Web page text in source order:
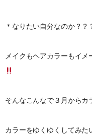
＊なりたい自分なのか？？
メイクもヘアカラーもイ
そんなこんなで３月からカ
カラーをゆくゆくしてみた